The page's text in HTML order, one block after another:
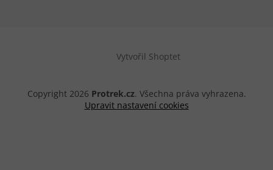
Vytvořil Shoptet
Copyright 2026 Protrek.cz. Všechna práva vyhrazena.
Upravit nastavení cookies